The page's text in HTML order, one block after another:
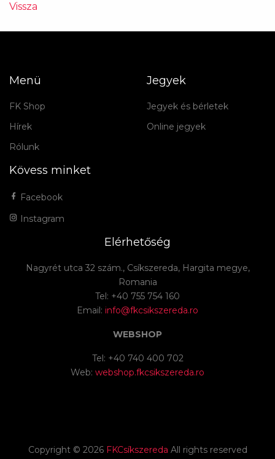
Vissza
Menü
FK Shop
Hírek
Rólunk
Jegyek
Jegyek és bérletek
Online jegyek
Kövess minket
Facebook
Instagram
Elérhetőség
Nagyrét utca 32 szám., Csíkszereda, Hargita megye,
Romania
Tel: +40 755 754 160
Email: info@fkcsikszereda.ro
WEBSHOP
Tel: +40 740 400 702
Web: webshop.fkcsikszereda.ro
Copyright © 2026 FKCsíkszereda All rights reserved